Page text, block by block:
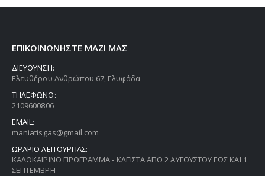
ΕΠΙΚΟΙΝΩΝΗΣΤΕ ΜΑΖΙ ΜΑΣ
ΔΙΕΥΘΥΝΣΗ:
Ελευθέρου Ανθρώπου 67, Γλυφάδα
ΤΗΛΕΦΩΝΟ:
2109600806
EMAIL:
maniatisgas@gmail.com
ΩΡΑΡΙΟ ΛΕΙΤΟΥΡΓΙΑΣ:
ΚΑΛΟΚΑΙΡΙΝΟ ΠΡΟΓΡΑΜΜΑ - ΚΛΕΙΣΤΑ ΑΠΟ 2 ΑΥΓΟΥΣΤΟΥ ΕΩΣ ΚΑΙ 1
ΣΕΠΤΕΜΒΡΗ